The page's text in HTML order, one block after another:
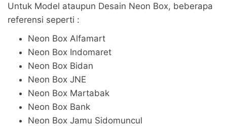
Untuk Model ataupun Desain Neon Box, beberapa
referensi seperti :
Neon Box Alfamart
Neon Box Indomaret
Neon Box Bidan
Neon Box JNE
Neon Box Martabak
Neon Box Bank
Neon Box Jamu Sidomuncul